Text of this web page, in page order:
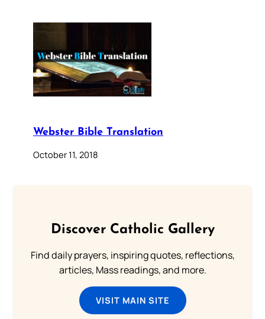
Webster Bible Translation
October 11, 2018
Discover Catholic Gallery
Find daily prayers, inspiring quotes, reflections,
articles, Mass readings, and more.
VISIT MAIN SITE